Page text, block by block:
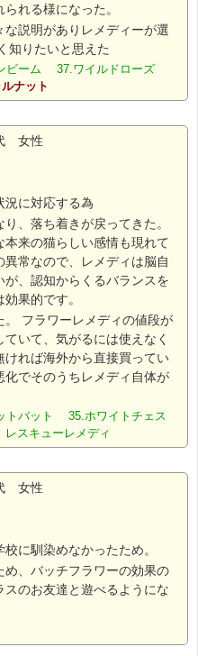
れる様になった。
説明がありレメディーが選
知りたいと思えた
ビーム 37.ワイルドローズ
ルナット
女性
況に対応する為
、落ち着きが戻ってきた。
来の猫らしい感情も現れて
常なので、レメディは脳自
、認知からくるバランスを
果的です。
フラワーレメディの値段が
いて、気がるには使えなく
れば海外から直接買ってい
でそのうちレメディ自体が
トバット 35.ホワイトチェス
レスキューレメディ
女性
に馴染めなかったため。
、バッチフラワーの効果の
のお友達と遊べるようにな